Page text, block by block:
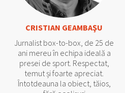
CRISTIAN GEAMBAŞU
Jurnalist box-to-box, de 25 de
ani mereu în echipa ideală a
presei de sport. Respectat,
temut și foarte apreciat.
Întotdeauna la obiect, tăios,